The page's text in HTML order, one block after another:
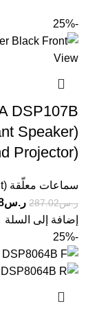
-25%
(Sound Projector) DSP107B
سماعات معلّقة (Pendant)
ر.س287.02 ر.س
إضافة إلى السلة
-25%